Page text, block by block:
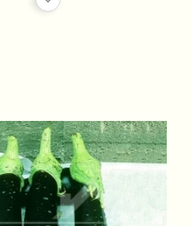
(Medzian Extra)
Ридомил Голд MZ 68 WG
(Ridomil Gold MZ 68 WG)